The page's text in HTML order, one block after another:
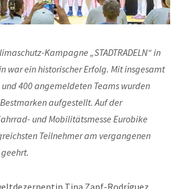
Kampagne „STADTRADELN“ in
war ein historischer Erfolg. Mit insgesamt
400 angemeldeten Teams wurden
aufgestellt. Auf der
und Mobilitätsmesse Eurobike
Teilnehmer am vergangenen